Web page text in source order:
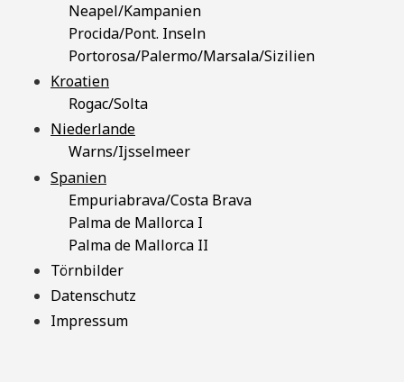
Neapel/Kampanien
Procida/Pont. Inseln
Portorosa/Palermo/Marsala/Sizilien
Kroatien
Rogac/Solta
Niederlande
Warns/Ijsselmeer
Spanien
Empuriabrava/Costa Brava
Palma de Mallorca I
Palma de Mallorca II
Törnbilder
Datenschutz
Impressum